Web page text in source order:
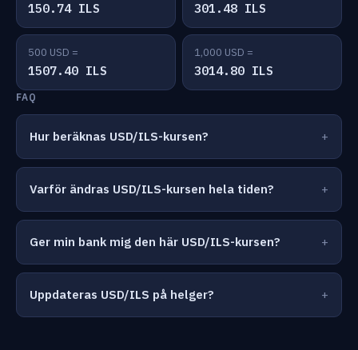
150.74 ILS 301.48 ILS
500 USD =
1507.40 ILS
1,000 USD =
3014.80 ILS
FAQ
Hur beräknas USD/ILS-kursen?
Varför ändras USD/ILS-kursen hela tiden?
Ger min bank mig den här USD/ILS-kursen?
Uppdateras USD/ILS på helger?